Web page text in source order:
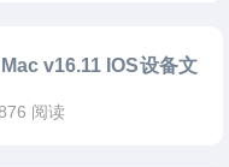
v16.11 IOS设备文
阅读